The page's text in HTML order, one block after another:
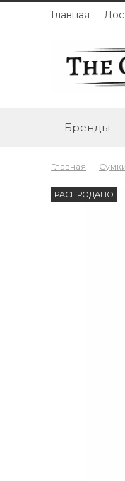
Главная
Бренды
Главная —
РАСПРОДАНО